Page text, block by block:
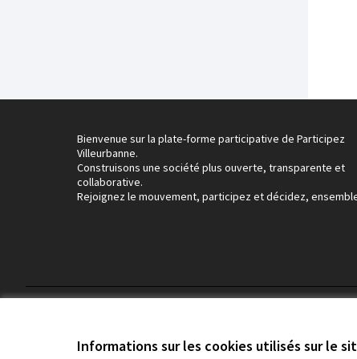
Informations sur les cookies utilisés sur le
Bienvenue sur la plate-forme participative de Participez
Villeurbanne.
Construisons une société plus ouverte, transparente et
collaborative.
Rejoignez le mouvement, participez et décidez,